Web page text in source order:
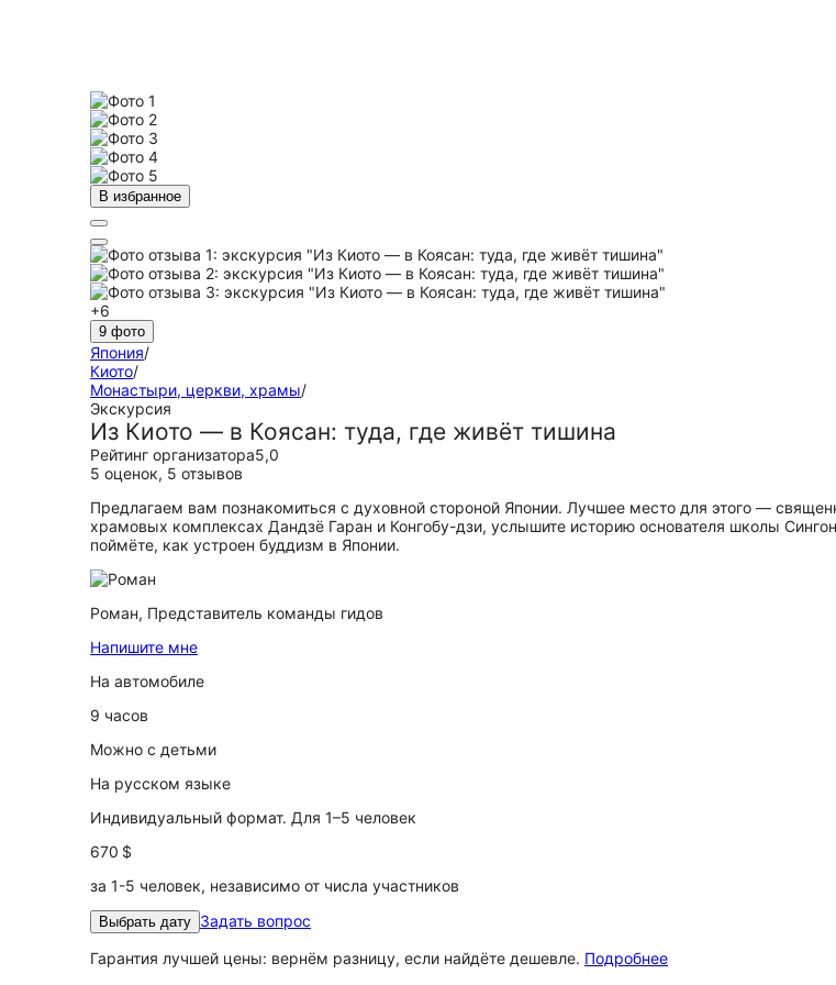
В избранное
+6
9 фото
Япония/
Киото/
Монастыри, церкви, храмы/
Экскурсия
Из Киото — в Коясан: туда, где живёт тишина
Рейтинг организатора5,0
5 оценок, 5 отзывов
Предлагаем вам познакомиться с духовной стороной Японии. Лучшее место для этого —
храмовых комплексах Дандзё Гаран и Конгобу-дзи, услышите историю основателя школы
поймёте, как устроен буддизм в Японии.
Роман, Представитель команды гидов
Напишите мне
На автомобиле
9 часов
Можно с детьми
На русском языке
Индивидуальный формат. Для 1–5 человек
670 $
за 1-5 человек, независимо от числа участников
Выбрать дату Задать вопрос
Гарантия лучшей цены: вернём разницу, если найдёте дешевле. Подробнее